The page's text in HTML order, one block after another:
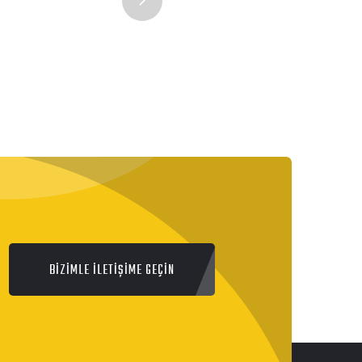
BİZİMLE İLETİŞİME GEÇİN